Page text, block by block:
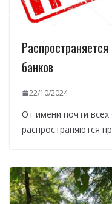
банков
22/10/2024
От имени почти всех
распространяются